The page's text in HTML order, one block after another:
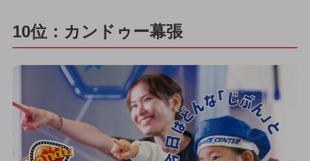
10位：カンドゥー幕張